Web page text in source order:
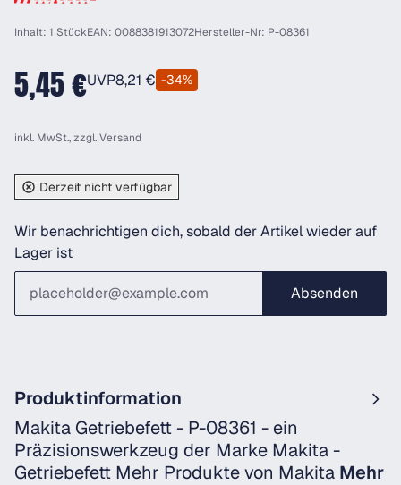
Inhalt: 1 StückEAN: 0088381913072Hersteller-Nr: P-08361
5,45 €UVP8,21 € -34%
inkl. MwSt., zzgl.Versand
Derzeit nicht verfügbar
Wir benachrichtigen dich, sobald der Artikel wieder auf
Lager ist
Absenden
Produktinformation
Makita Getriebefett - P-08361 - ein
Präzisionswerkzeug der Marke Makita -
Getriebefett Mehr Produkte von Makita Mehr